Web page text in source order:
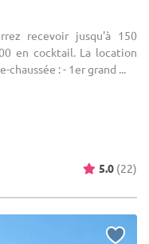
recevoir jusqu'à 150
en cocktail. La location
chaussée : - 1er grand ...
5.0 (22)